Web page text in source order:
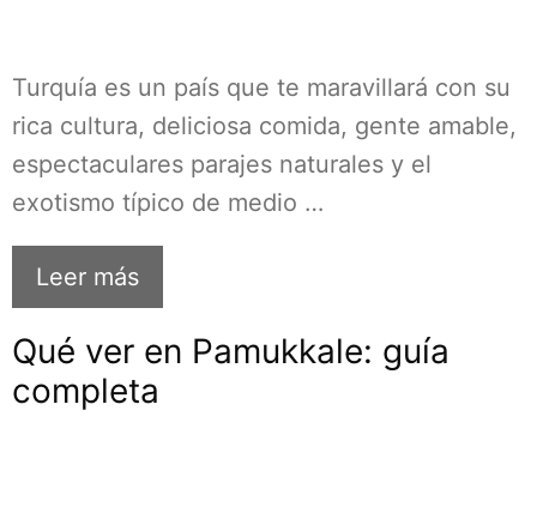
Turquía es un país que te maravillará con su
rica cultura, deliciosa comida, gente amable,
espectaculares parajes naturales y el
exotismo típico de medio …
Leer más
Qué ver en Pamukkale: guía
completa